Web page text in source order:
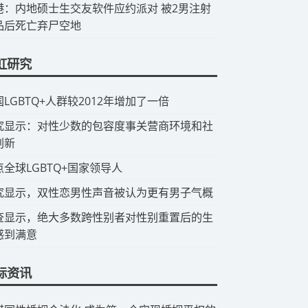
：内地硕士生交友软件应约派对 被2男注射
后死亡弃尸空地
研究
LGBTQ+人群较2012年增加了一倍
显示：对性少数的包容度事关营商环境和社
新
全球LGBTQ+国家领导人
显示，双性恋男性声音被认为更有男子气概
显示，绝大多数跨性别者对性别重置后的生
到满意
资讯